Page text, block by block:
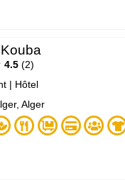
4.5 2
| Hôtel
Alger